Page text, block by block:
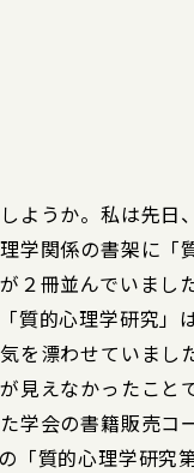
ようか。私は先日
学関係の書架に「
２冊並んでいまし
質的心理学研究」
を漂わせていまし
見えなかったことで
学会の書籍販売コ
「質的心理学研究